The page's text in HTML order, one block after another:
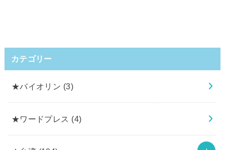
カテゴリー
★バイオリン (3)
★ワードプレス (4)